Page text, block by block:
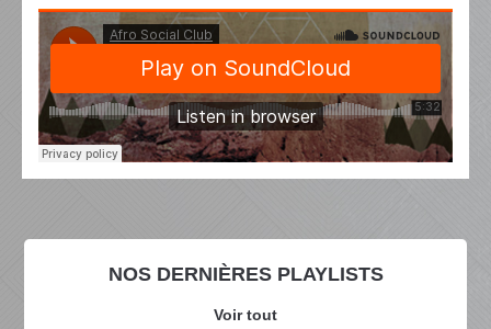
NOS DERNIÈRES PLAYLISTS
Voir tout